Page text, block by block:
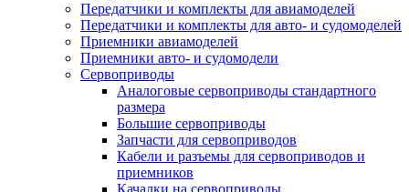
Передатчики и комплекты для авиамоделей
Передатчики и комплекты для авто- и судомоделей
Приемники авиамоделей
Приемники авто- и судомодели
Сервоприводы
Аналоговые сервоприводы стандартного
размера
Большие сервоприводы
Запчасти для сервоприводов
Кабели и разъемы для сервоприводов и
приемников
Качалки на сервоприводы